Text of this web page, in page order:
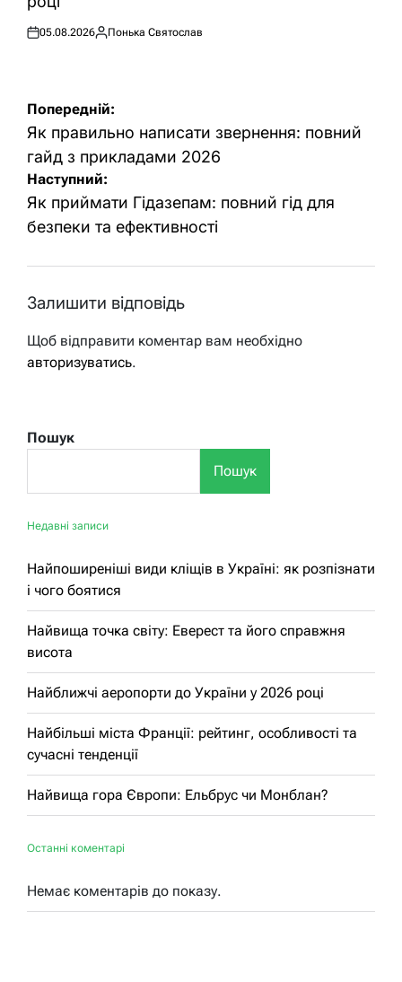
Оприлюднено
05.08.2026
Опубліковано
Понька Святослав
Навігація
записів
Попередній:
Як правильно написати звернення: повний
гайд з прикладами 2026
Наступний:
Як приймати Гідазепам: повний гід для
безпеки та ефективності
Залишити відповідь
Щоб відправити коментар вам необхідно
авторизуватись.
Пошук
Пошук
Недавні записи
Найпоширеніші види кліщів в Україні: як розпізнати
і чого боятися
Найвища точка світу: Еверест та його справжня
висота
Найближчі аеропорти до України у 2026 році
Найбільші міста Франції: рейтинг, особливості та
сучасні тенденції
Найвища гора Європи: Ельбрус чи Монблан?
Останні коментарі
Немає коментарів до показу.